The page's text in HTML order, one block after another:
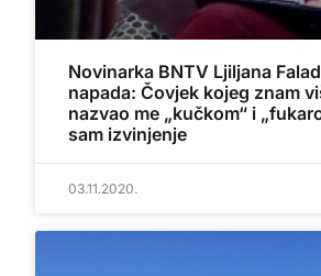
Novinarka BNTV Ljiljana
napada: Čovjek kojeg znam
nazvao me „kučkom“ i
sam izvinjenje
03.11.2020.